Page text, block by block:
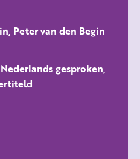
Peter van den Begin
gesproken,